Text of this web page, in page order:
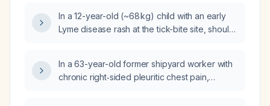
abdominal fluid overload?
In a 12-year-old (~68 kg) child with an early
Lyme disease rash at the tick-bite site, should
In a 63-year-old former shipyard worker with
chronic right‑sided pleuritic chest pain,